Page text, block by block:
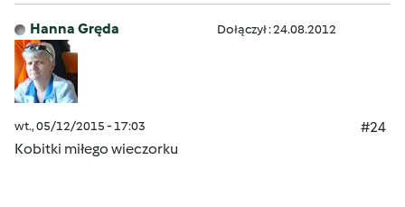
Hanna Gręda Dołączył : 24.08.2012
wt., 05/12/2015 - 17:03
#24
Kobitki miłego wieczorku